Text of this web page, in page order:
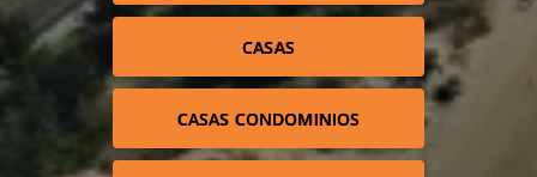
CASAS
CASAS CONDOMINIOS